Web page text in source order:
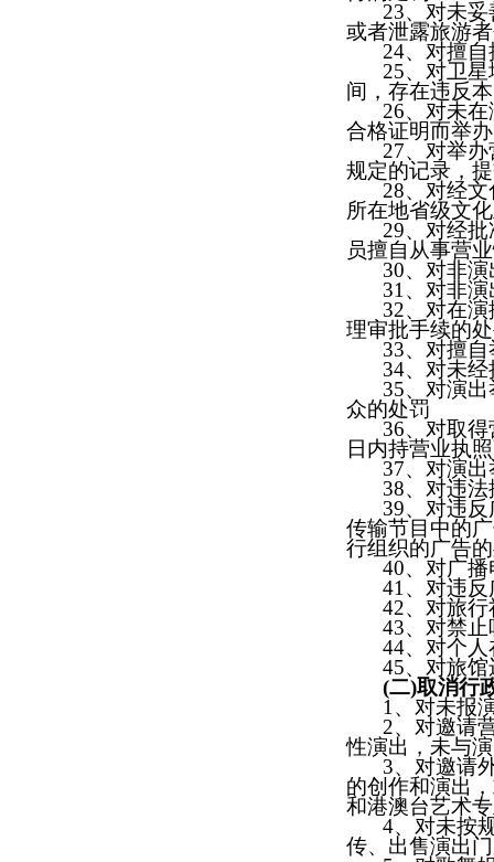
23、对未
或者泄露旅游
24、对擅自
25、对卫
间，存在违反
26、 对未
合格证明而举
27、 对举
规定的记录，
28、 对经
所在地省级文
29、 对经
员擅自从事营
30、 对非
31 、 对非
32、 对在
理审批手续的
33、 对擅
34、 对未
35、 对演
众的处罚
36、 对取
日内持营业执
37、 对演
38、对违
39、对违
传输节目中的
行组织的广告
40、对广
41 、对违
42、 对旅
43、对禁止
44、 对个
45、对旅
(二)取消行
1 、对未报
2、对邀请
性演出，未与
3、对邀请
的创作和演出
和港澳台艺术
4、对未按
传、出售演出